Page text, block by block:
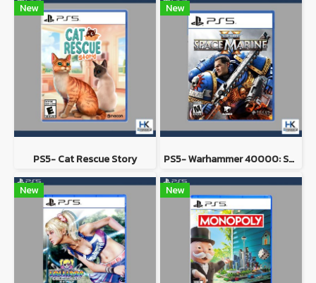
New
PS5- Cat Rescue Story
New
PS5- Warhammer 40000: Space Marine 2
New New